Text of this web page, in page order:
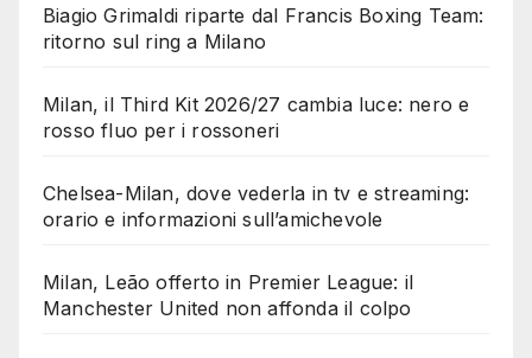
Biagio Grimaldi riparte dal Francis Boxing Team:
ritorno sul ring a Milano
Milan, il Third Kit 2026/27 cambia luce: nero e
rosso fluo per i rossoneri
Chelsea-Milan, dove vederla in tv e streaming:
orario e informazioni sull’amichevole
Milan, Leão offerto in Premier League: il
Manchester United non affonda il colpo